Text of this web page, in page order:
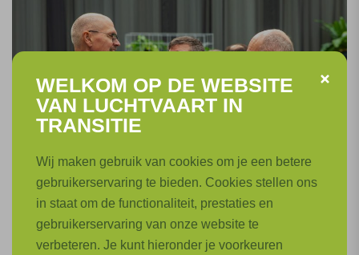
WELKOM OP DE WEBSITE
VAN LUCHTVAART IN
TRANSITIE
Wij maken gebruik van cookies om je een betere
gebruikerservaring te bieden. Cookies stellen ons
in staat om de functionaliteit, prestaties en
gebruikerservaring van onze website te
verbeteren. Je kunt hieronder je voorkeuren